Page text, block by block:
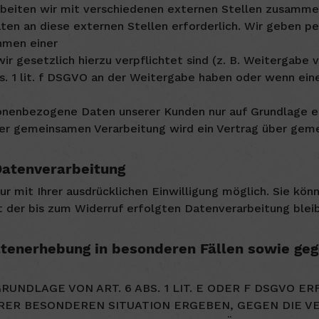
wir mit verschiedenen externen Stellen
an diese externen Stellen erforderlich. Wir geben
einer
gesetzlich hierzu verpflichtet sind (z. B. Weitergabe
1 lit. f DSGVO an der Weitergabe haben oder wenn
Daten unserer Kunden nur auf Grundlage
gemeinsamen Verarbeitung wird ein Vertrag über
mit Ihrer ausdrücklichen Einwilligung möglich. Sie
bis zum Widerruf erfolgten Datenverarbeitung
in besonderen Fällen sowie
VON ART. 6 ABS. 1 LIT. E ODER F DSGVO
BESONDEREN SITUATION ERGEBEN, GEGEN DIE